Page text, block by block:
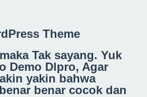
Theme
Tak sayang. Yuk
Demo Dlpro, Agar
yakin bahwa
benar cocok dan